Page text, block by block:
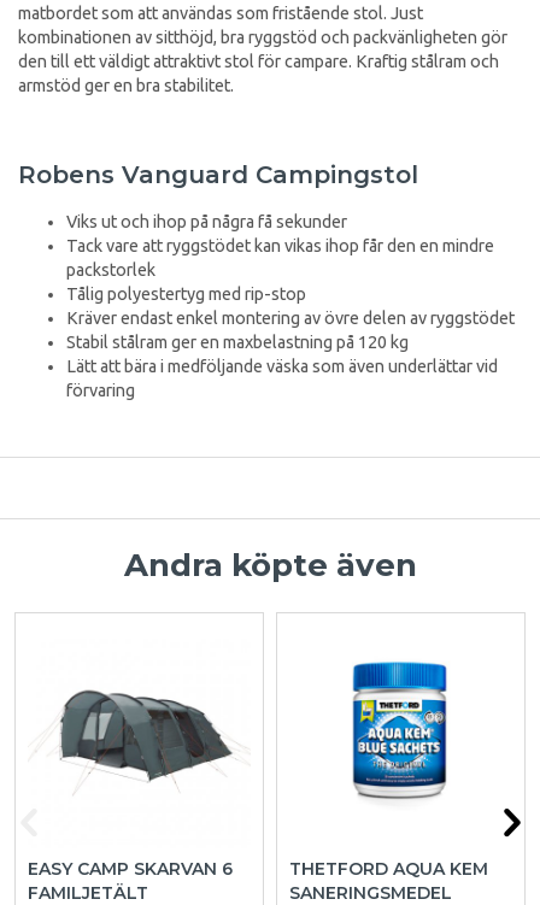
matbordet som att användas som fristående stol. Just
kombinationen av sitthöjd, bra ryggstöd och packvänligheten gör
den till ett väldigt attraktivt stol för campare. Kraftig stålram och
armstöd ger en bra stabilitet.
Robens Vanguard Campingstol
Viks ut och ihop på några få sekunder
Tack vare att ryggstödet kan vikas ihop får den en mindre
packstorlek
Tålig polyestertyg med rip-stop
Kräver endast enkel montering av övre delen av ryggstödet
Stabil stålram ger en maxbelastning på 120 kg
Lätt att bära i medföljande väska som även underlättar vid
förvaring
Andra köpte även
EASY CAMP SKARVAN 6
FAMILJETÄLT
THETFORD AQUA KEM
SANERINGSMEDEL